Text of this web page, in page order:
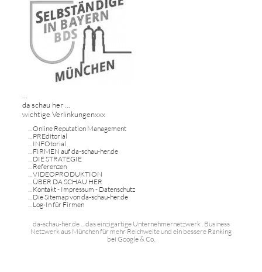
da schau her ...
wichtige Verlinkungenxxx
Online Reputation Management
PREditorial
INFOtorial
FIRMEN auf da-schau-her.de
DIE STRATEGIE
Referenzen
VIDEOPRODUKTION
ÜBER DA SCHAU HER
Kontakt - Impressum - Datenschutz
Die Sitemap von da-schau-her.de
Log-In für Firmen
da-schau-her.de ... das einzigartige Unternehmernetzwerk . Business
Netzwerk aus München für mehr Reichweite und ein bessere Ranking
bei Google & Co.